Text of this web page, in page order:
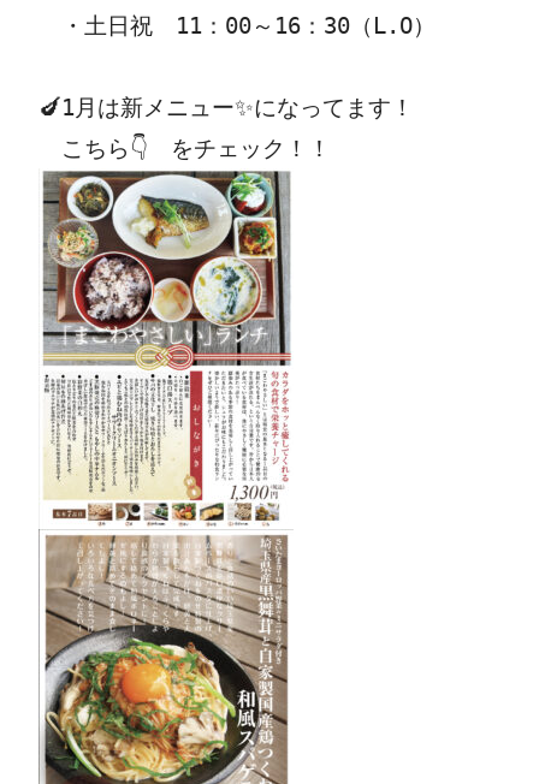
・土日祝　11：00～16：30（L.O）
🍆1月は新メニュー✨になってます！
こちら👇　をチェック！！